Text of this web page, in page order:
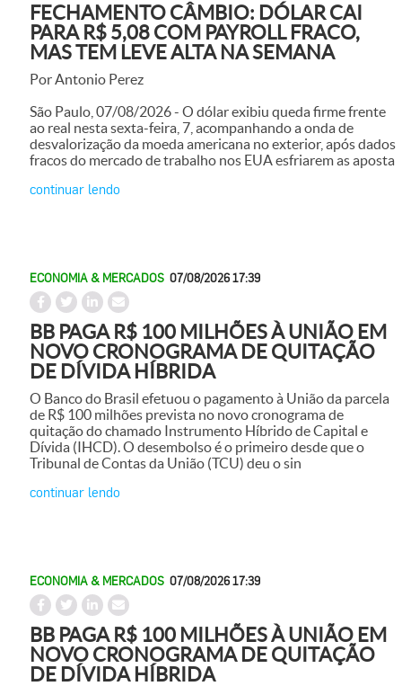
FECHAMENTO CÂMBIO: DÓLAR CAI
PARA R$ 5,08 COM PAYROLL FRACO,
MAS TEM LEVE ALTA NA SEMANA
Por Antonio Perez
São Paulo, 07/08/2026 - O dólar exibiu queda firme frente
ao real nesta sexta-feira, 7, acompanhando a onda de
desvalorização da moeda americana no exterior, após dados
fracos do mercado de trabalho nos EUA esfriarem as aposta
continuar lendo
ECONOMIA & MERCADOS 07/08/2026 17:39
BB PAGA R$ 100 MILHÕES À UNIÃO EM
NOVO CRONOGRAMA DE QUITAÇÃO
DE DÍVIDA HÍBRIDA
O Banco do Brasil efetuou o pagamento à União da parcela
de R$ 100 milhões prevista no novo cronograma de
quitação do chamado Instrumento Híbrido de Capital e
Dívida (IHCD). O desembolso é o primeiro desde que o
Tribunal de Contas da União (TCU) deu o sin
continuar lendo
ECONOMIA & MERCADOS 07/08/2026 17:39
BB PAGA R$ 100 MILHÕES À UNIÃO EM
NOVO CRONOGRAMA DE QUITAÇÃO
DE DÍVIDA HÍBRIDA